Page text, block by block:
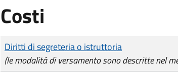
Costi
Tipo di pagamento
Importo
Diritti di segreteria o istruttoria
(le modalità di versamento sono descritte nel